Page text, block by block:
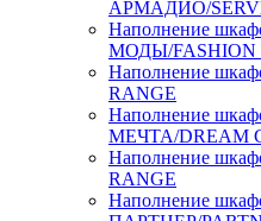
АРМАДИО/
Наполнение
МОДЫ/FASHION
Наполнение
RANGE
Наполнение
МЕЧТА/DREAM
Наполнение
RANGE
Наполнение